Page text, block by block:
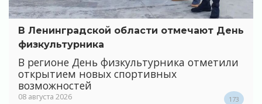
В Ленинградской области отмечают День
физкультурника
В регионе День физкультурника отметили
открытием новых спортивных
возможностей
08 августа 2026 173